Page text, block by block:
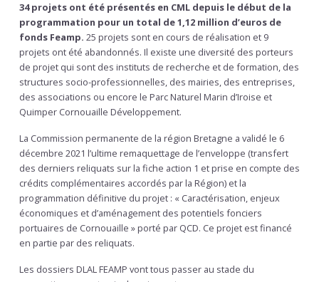
34 projets ont été présentés en CML depuis le début de la
programmation pour un total de 1,12 million d’euros de
fonds Feamp. 25 projets sont en cours de réalisation et 9
projets ont été abandonnés. Il existe une diversité des porteurs
de projet qui sont des instituts de recherche et de formation, des
structures socio-professionnelles, des mairies, des entreprises,
des associations ou encore le Parc Naturel Marin d’Iroise et
Quimper Cornouaille Développement.
La Commission permanente de la région Bretagne a validé le 6
décembre 2021 l’ultime remaquettage de l’enveloppe (transfert
des derniers reliquats sur la fiche action 1 et prise en compte des
crédits complémentaires accordés par la Région) et la
programmation définitive du projet : « Caractérisation, enjeux
économiques et d’aménagement des potentiels fonciers
portuaires de Cornouaille » porté par QCD. Ce projet est financé
en partie par des reliquats.
Les dossiers DLAL FEAMP vont tous passer au stade du